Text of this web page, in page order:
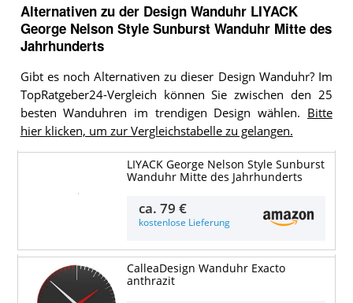
Alternativen zu der Design Wanduhr LIYACK
George Nelson Style Sunburst Wanduhr Mitte des
Jahrhunderts
Gibt es noch Alternativen zu dieser Design Wanduhr? Im
TopRatgeber24-Vergleich können Sie zwischen den 25
besten Wanduhren im trendigen Design wählen. Bitte
hier klicken, um zur Vergleichstabelle zu gelangen.
LIYACK George Nelson Style Sunburst
Wanduhr Mitte des Jahrhunderts
ca.79 €
kostenlose Lieferung
CalleaDesign Wanduhr Exacto
anthrazit